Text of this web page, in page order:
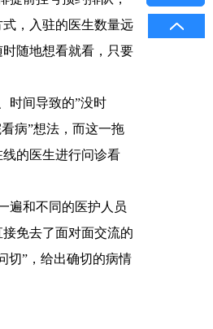
，入驻的医生数量远
随地想看就看，只要
时间导致的”没时
病”想法，而这一拖
的医生进行问诊看
遍和不同的医护人员
免去了面对面交流的
切”，给出确切的病情